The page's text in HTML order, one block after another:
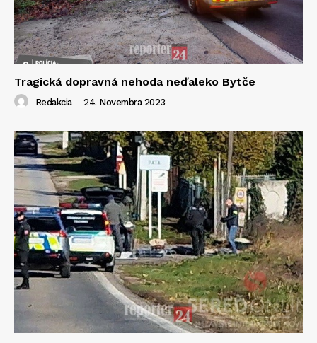
Tragická dopravná nehoda neďaleko Bytče
Redakcia - 24. Novembra 2023